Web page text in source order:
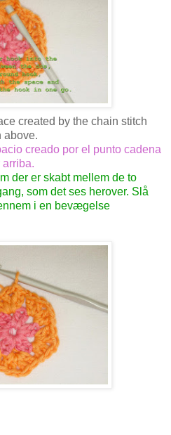
created by the chain stitch
above.
creado por el punto cadena
der er skabt mellem de to
som det ses herover. Slå
i en bevægelse